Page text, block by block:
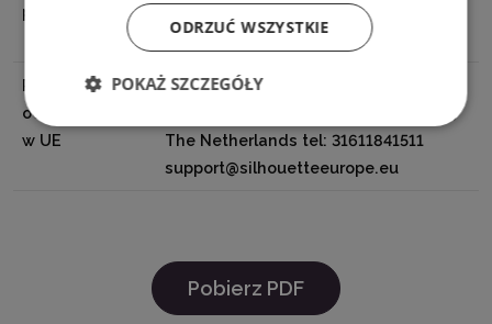
producenta
W.Lindon, Utah 84042, USA
support@silhouetteamerica.com
Podmiot
odpowiedzialny
w UE
Graphtec Europe B.V. address:
The Netherlands tel: 31611841511
support@silhouetteeurope.eu
Pobierz PDF
ODRZUĆ WSZYSTKIE
POKAŻ SZCZEGÓŁY